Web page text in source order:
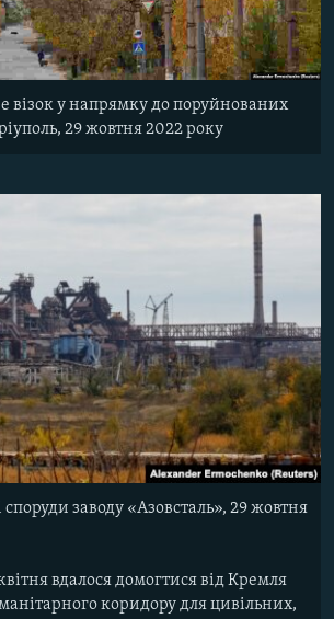
візок у напрямку до поруйнованих
29 жовтня 2022 року
заводу «Азовсталь», 29 жовтня
вдалося домогтися від Кремля
коридору для цивільних,